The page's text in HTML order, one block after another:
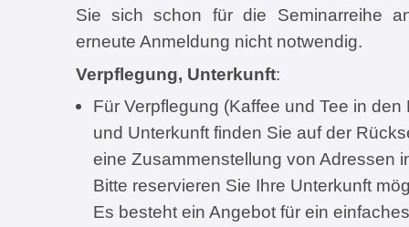
Sie sich schon für die Seminarreihe
erneute Anmeldung nicht notwendig.
Verpflegung, Unterkunft:
Für Verpflegung (Kaffee und Tee in
und Unterkunft finden Sie auf der
eine Zusammenstellung von Adressen
Bitte reservieren Sie Ihre Unterkunft
Es besteht ein Angebot für ein